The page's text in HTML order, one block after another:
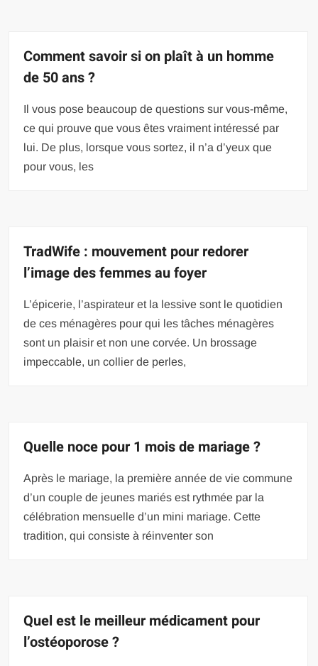
Comment savoir si on plaît à un homme
de 50 ans ?
Il vous pose beaucoup de questions sur vous-même,
ce qui prouve que vous êtes vraiment intéressé par
lui. De plus, lorsque vous sortez, il n’a d’yeux que
pour vous, les
TradWife : mouvement pour redorer
l’image des femmes au foyer
L’épicerie, l’aspirateur et la lessive sont le quotidien
de ces ménagères pour qui les tâches ménagères
sont un plaisir et non une corvée. Un brossage
impeccable, un collier de perles,
Quelle noce pour 1 mois de mariage ?
Après le mariage, la première année de vie commune
d’un couple de jeunes mariés est rythmée par la
célébration mensuelle d’un mini mariage. Cette
tradition, qui consiste à réinventer son
Quel est le meilleur médicament pour
l’ostéoporose ?